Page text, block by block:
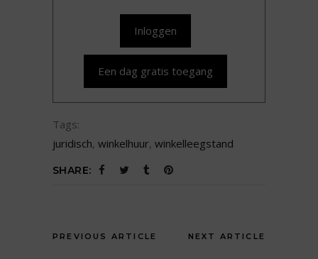
Inloggen
Een dag gratis toegang
Tags:
juridisch, winkelhuur, winkelleegstand
SHARE:
PREVIOUS ARTICLE NEXT ARTICLE